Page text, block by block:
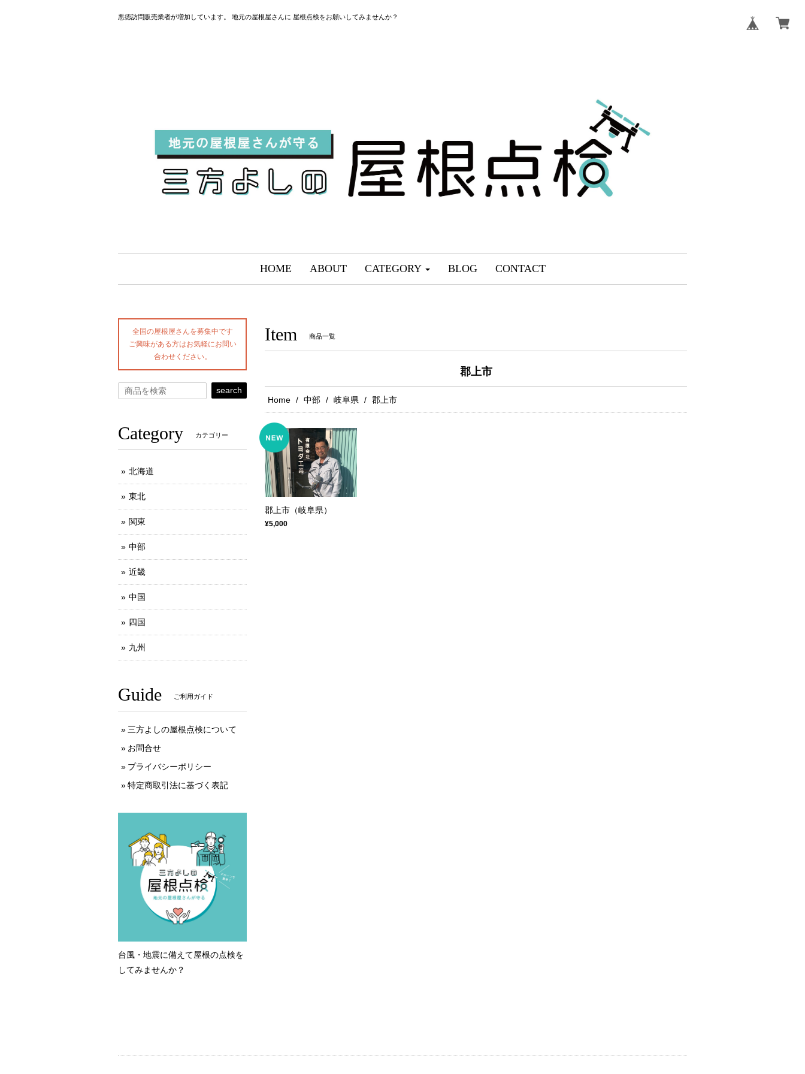
悪徳訪問販売業者が増加しています。 地元の屋根屋さんに 屋根点検をお願いしてみませんか？
HOME ABOUT CATEGORY BLOG CONTACT
Item 商品一覧
郡上市
Home 中部 岐阜県 郡上市
郡上市（岐阜県）
¥5,000
全国の屋根屋さんを募集中です
ご興味がある方はお気軽にお問い
合わせください。
search
Category カテゴリー
北海道
東北
関東
中部
近畿
中国
四国
九州
Guide ご利用ガイド
三方よしの屋根点検について
お問合せ
プライバシーポリシー
特定商取引法に基づく表記
台風・地震に備えて屋根の点検を
してみませんか？